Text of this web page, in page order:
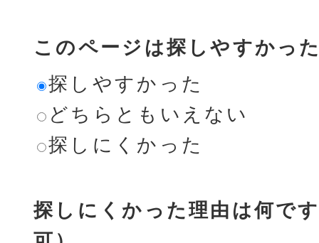
このページは探しやすかっ
探しやすかった
どちらともいえない
探しにくかった
探しにくかった理由は何で